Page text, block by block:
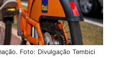
Foto: Divulgação Tembici